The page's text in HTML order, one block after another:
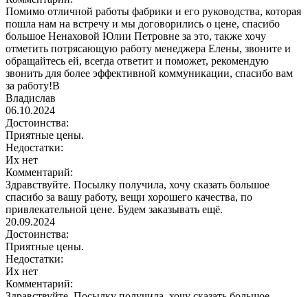
Помимо отличной работы фабрики и его руководства, которая
пошла нам на встречу и мы договорились о цене, спасибо
большое Ненаховой Юлии Петровне за это, также хочу
отметить потрясающую работу менеджера Елены, звоните и
обращайтесь ей, всегда ответит и поможет, рекомендую
звонить для более эффективной коммуникации, спасибо вам
за работу!В
Владислав
06.10.2024
Достоинства:
Приятные цены.
Недостатки:
Их нет
Комментарий:
Здравствуйте. Посылку получила, хочу сказать большое
спасибо за вашу работу, вещи хорошего качества, по
привлекательной цене. Будем заказывать ещё.
20.09.2024
Достоинства:
Приятные цены.
Недостатки:
Их нет
Комментарий: